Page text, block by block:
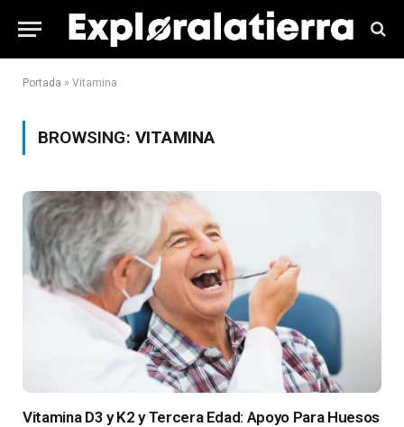
Portada » Vitamina
BROWSING: VITAMINA
Vitamina D3 y K2 y Tercera Edad: Apoyo Para Huesos